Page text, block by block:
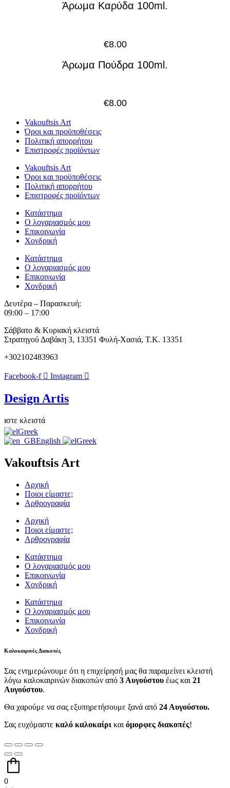
Άρωμα Καρύδα 100ml.
€8.00
Άρωμα Πούδρα 100ml.
€8.00
Vakouftsis Art
Όροι και προϋποθέσεις
Πολιτική απορρήτου
Επιστροφές προϊόντων
Vakouftsis Art
Όροι και προϋποθέσεις
Πολιτική απορρήτου
Επιστροφές προϊόντων
Κατάστημα
Ο λογαριασμός μου
Επικοινωνία
Χονδρική
Κατάστημα
Ο λογαριασμός μου
Επικοινωνία
Χονδρική
Δευτέρα – Παρασκευή:
09:00 – 17:00
Σάββατο & Κυριακή κλειστά
Στρατηγού Δαβάκη 3, 13351 Φυλή-Χασιά, Τ.Κ. 13351
+302102483963
Facebook-f Instagram
Design Artis
κλειστά
Greek
English
Greek
Vakouftsis Art
Αρχική
Ποιοι είμαστε;
Αρθρογραφία
Αρχική
Ποιοι είμαστε;
Αρθρογραφία
Κατάστημα
Ο λογαριασμός μου
Επικοινωνία
Χονδρική
Κατάστημα
Ο λογαριασμός μου
Επικοινωνία
Χονδρική
Καλοκαιρινές Διακοπές
Σας ενημερώνουμε ότι η επιχείρησή μας θα παραμείνει κλειστή
λόγω καλοκαιρινών διακοπών από 3 Αυγούστου έως και 21
Αυγούστου.
Θα χαρούμε να σας εξυπηρετήσουμε ξανά από 24 Αυγούστου.
Σας ευχόμαστε καλό καλοκαίρι και όμορφες διακοπές!
0